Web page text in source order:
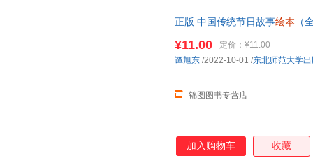
正版 中国传统节日故事绘本 （
¥11.00 定价： ¥11.00
锦图图书专营店
谭旭东 /2022-10-01 /东北师范大学
加入购物车 收藏